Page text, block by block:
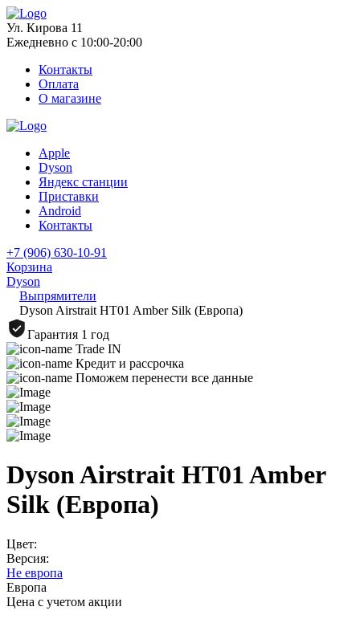
Ул. Кирова 11
Ежедневно с 10:00-20:00
Контакты
Оплата
О магазине
Apple
Dyson
Яндекс станции
Приставки
Android
Контакты
+7 (906) 630-10-91
Корзина
Dyson
Выпрямители
Dyson Airstrait HT01 Amber Silk (Европа)
Гарантия 1 год
Trade IN
Кредит и рассрочка
Поможем перенести все данные
Dyson Airstrait HT01 Amber
Silk (Европа)
Цвет:
Версия:
Не европа
Европа
Цена с учетом акции